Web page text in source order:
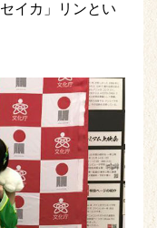
イカ」リンとい